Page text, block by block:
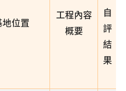
地位置
工程內容
概要
自
評
結
果